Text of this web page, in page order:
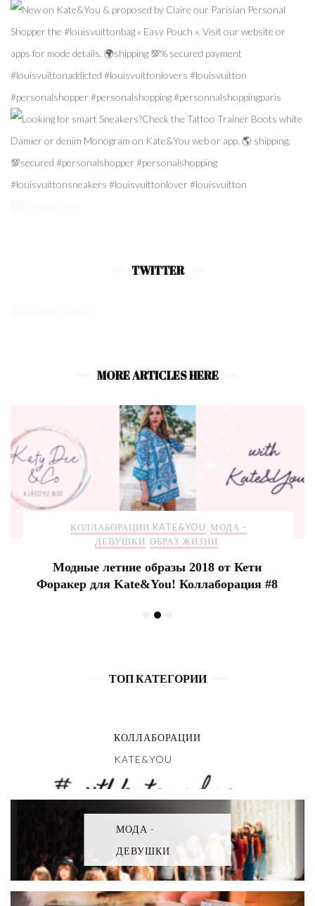
TWITTER
MORE ARTICLES HERE
КОЛЛАБОРАЦИИ KATE&YOU МОДА -
ДЕВУШКИ ОБРАЗ ЖИЗНИ
Модные летние образы 2018 от Кети
Форакер для Kate&You! Коллаборация #8
ТОП КАТЕГОРИИ
КОЛЛАБОРАЦИИ
KATE&YOU
МОДА -
ДЕВУШКИ